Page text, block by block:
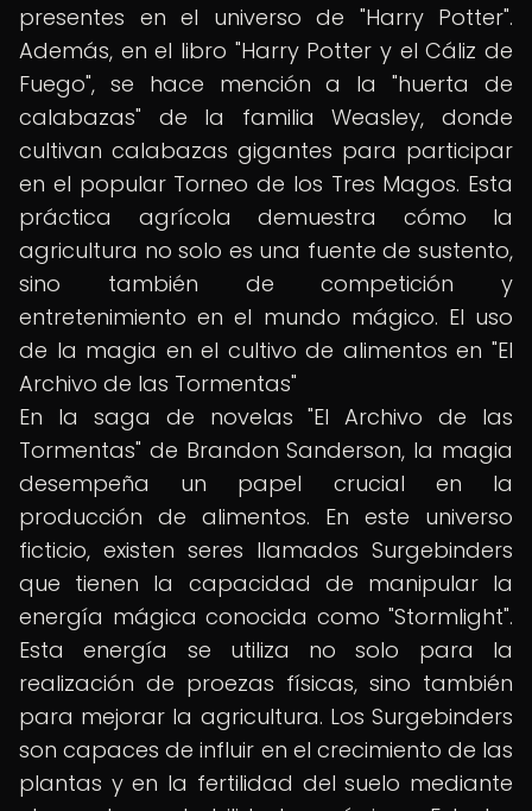
presentes en el universo de "Harry Potter".
Además, en el libro "Harry Potter y el Cáliz de
Fuego", se hace mención a la "huerta de
calabazas" de la familia Weasley, donde
cultivan calabazas gigantes para participar
en el popular Torneo de los Tres Magos. Esta
práctica agrícola demuestra cómo la
agricultura no solo es una fuente de sustento,
sino también de competición y
entretenimiento en el mundo mágico. El uso
de la magia en el cultivo de alimentos en "El
Archivo de las Tormentas"
En la saga de novelas "El Archivo de las
Tormentas" de Brandon Sanderson, la magia
desempeña un papel crucial en la
producción de alimentos. En este universo
ficticio, existen seres llamados Surgebinders
que tienen la capacidad de manipular la
energía mágica conocida como "Stormlight".
Esta energía se utiliza no solo para la
realización de proezas físicas, sino también
para mejorar la agricultura. Los Surgebinders
son capaces de influir en el crecimiento de las
plantas y en la fertilidad del suelo mediante